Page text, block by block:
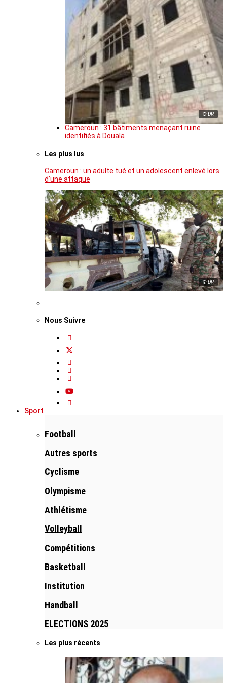
© DR
Cameroun : 31 bâtiments menaçant ruine
identifiés à Douala
Les plus lus
Cameroun : un adulte tué et un adolescent enlevé lors
d’une attaque
© DR
Nous Suivre
Sport
Football
Autres sports
Cyclisme
Olympisme
Athlétisme
Volleyball
Compétitions
Basketball
Institution
Handball
ELECTIONS 2025
Les plus récents